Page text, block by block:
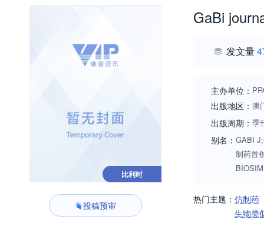
比利时
投稿预审
GaBi
发文量
主办单位：
出版地区： 澳
出版周期： 季
别名： GABI
制药首
热门主题： 仿制药
生物类